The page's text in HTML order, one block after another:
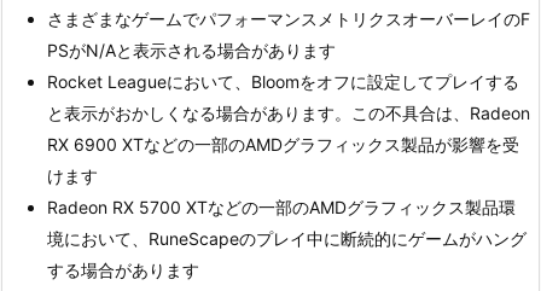
さまざまなゲームでパフォーマンスメトリクスオーバーレイのF
PSがN/Aと表示される場合があります
Rocket Leagueにおいて、Bloomをオフに設定してプレイする
と表示がおかしくなる場合があります。この不具合は、Radeon
RX 6900 XTなどの一部のAMDグラフィックス製品が影響を受
けます
Radeon RX 5700 XTなどの一部のAMDグラフィックス製品環
境において、RuneScapeのプレイ中に断続的にゲームがハング
する場合があります